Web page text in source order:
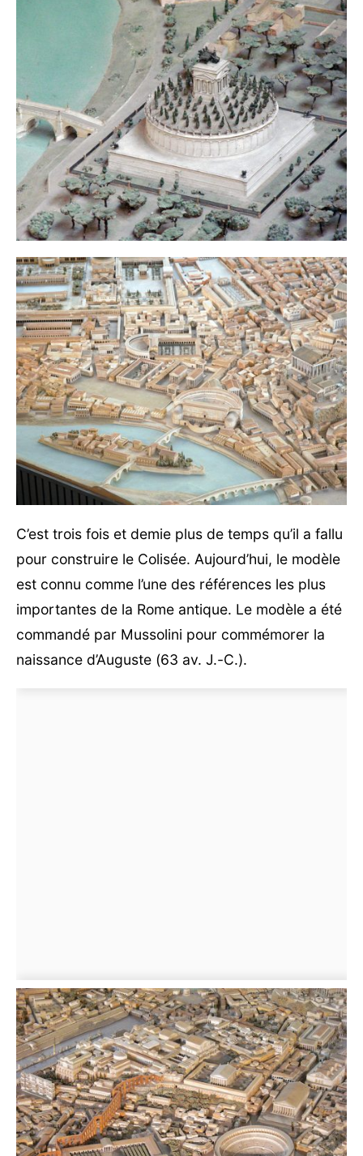
C’est trois fois et demie plus de temps qu’il a fallu
pour construire le Colisée. Aujourd’hui, le modèle
est connu comme l’une des références les plus
importantes de la Rome antique. Le modèle a été
commandé par Mussolini pour commémorer la
naissance d’Auguste (63 av. J.-C.).